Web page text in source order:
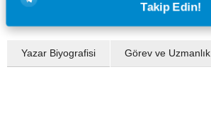
Takip Edin!
Yazar Biyografisi Görev ve Uzmanlık